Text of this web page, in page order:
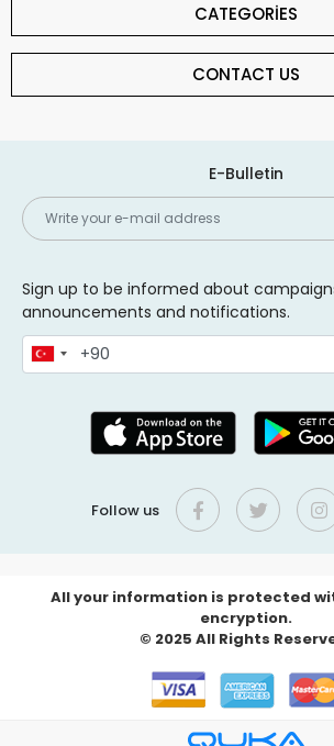
CATEGORİES
CONTACT US
E-Bulletin
Sign up to be informed about
announcements and notifications.
Follow us
All your information is protected
encryption.
© 2025 All Rights